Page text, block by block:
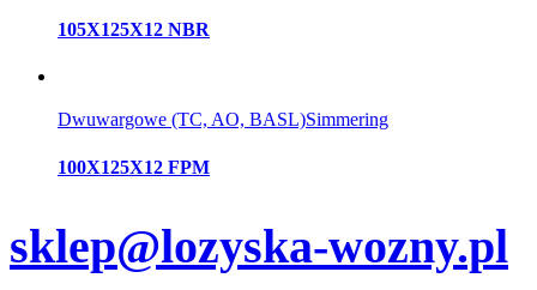
105X125X12 NBR
Dwuwargowe (TC, AO, BASL)Simmering
100X125X12 FPM
sklep@lozyska-wozny.pl